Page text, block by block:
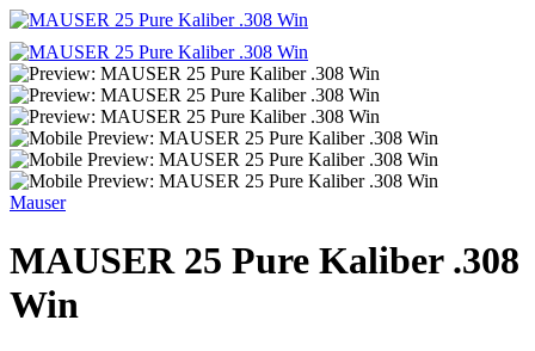
Mauser
MAUSER 25 Pure Kaliber .308
Win